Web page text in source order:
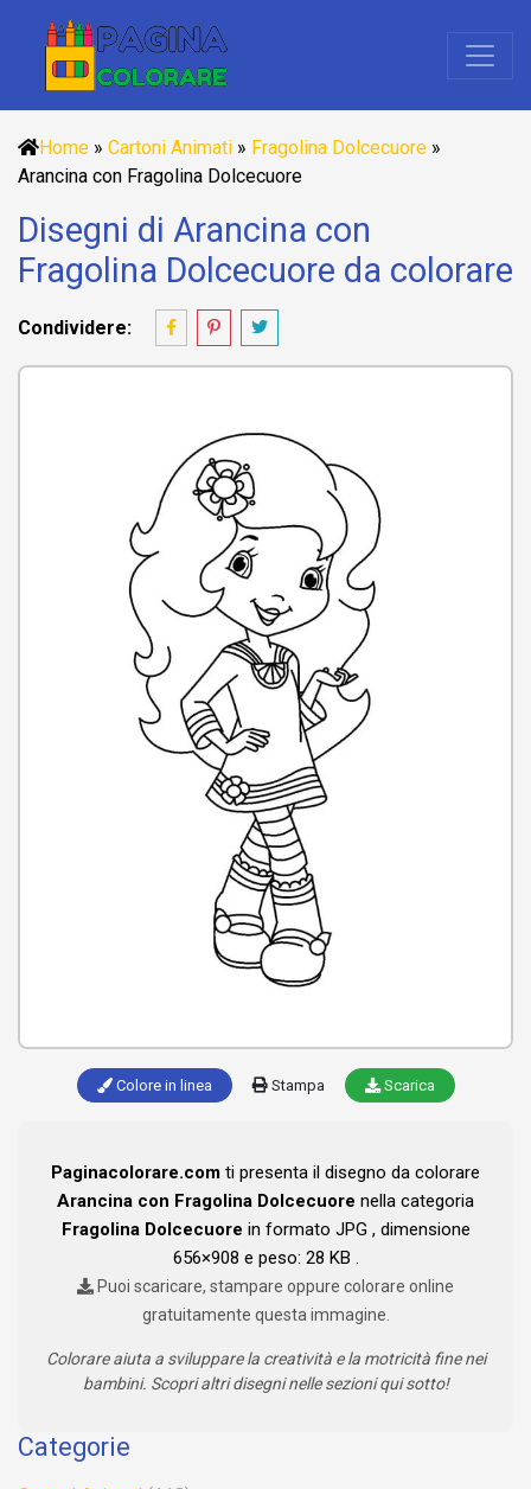
Home » Cartoni Animati » Fragolina Dolcecuore »
Arancina con Fragolina Dolcecuore
Disegni di Arancina con
Fragolina Dolcecuore da colorare
Condividere:
Colore in linea Stampa Scarica
Paginacolorare.com ti presenta il disegno da colorare
Arancina con Fragolina Dolcecuore nella categoria
Fragolina Dolcecuore in formato JPG , dimensione
656×908 e peso: 28 KB .
Puoi scaricare, stampare oppure colorare online
gratuitamente questa immagine.
Colorare aiuta a sviluppare la creatività e la motricità fine nei
bambini. Scopri altri disegni nelle sezioni qui sotto!
Categorie